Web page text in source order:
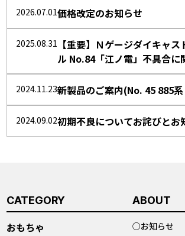
2026.07.01価格改定のお知らせ
2025.08.31 【重要】Ｎゲージダイキャ
ル No.84「江ノ電」不具合に
2024.11.23新製品のご案内(No. 45 885
2024.09.02初期不良についてお詫びとお
CATEGORY
おもちゃ
ABOUT
○お知らせ